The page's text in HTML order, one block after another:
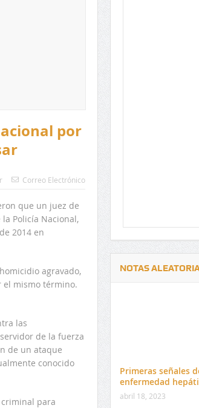
por
Correo Electrónico
que un juez de
Policía Nacional,
2014 en
agravado,
mismo término.
las
de la fuerza
de un ataque
conocido
para
NOTAS
Primeras señales
enfermedad
abril 18, 2023
nuevo Contralor
del Cesar
El 17 de enero vence
venta de pines para
preuniversitario de la